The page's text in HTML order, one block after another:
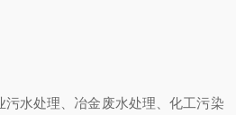
污水处理、冶金废水处理、化工污染